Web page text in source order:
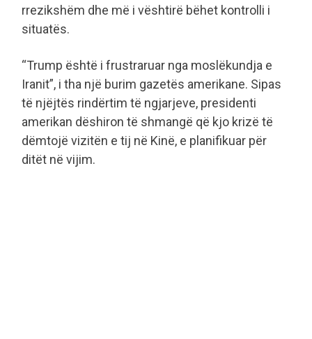
rrezikshëm dhe më i vështirë bëhet kontrolli i
situatës.
“Trump është i frustraruar nga moslëkundja e
Iranit”, i tha një burim gazetës amerikane. Sipas
të njëjtës rindërtim të ngjarjeve, presidenti
amerikan dëshiron të shmangë që kjo krizë të
dëmtojë vizitën e tij në Kinë, e planifikuar për
ditët në vijim.